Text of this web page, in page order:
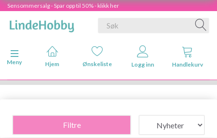
Sensommersalg - Spar opp til 50% - klikk her
Veksle navigasjon
Meny
Hjem Ønskeliste Logg inn Handlekurv
Filtre